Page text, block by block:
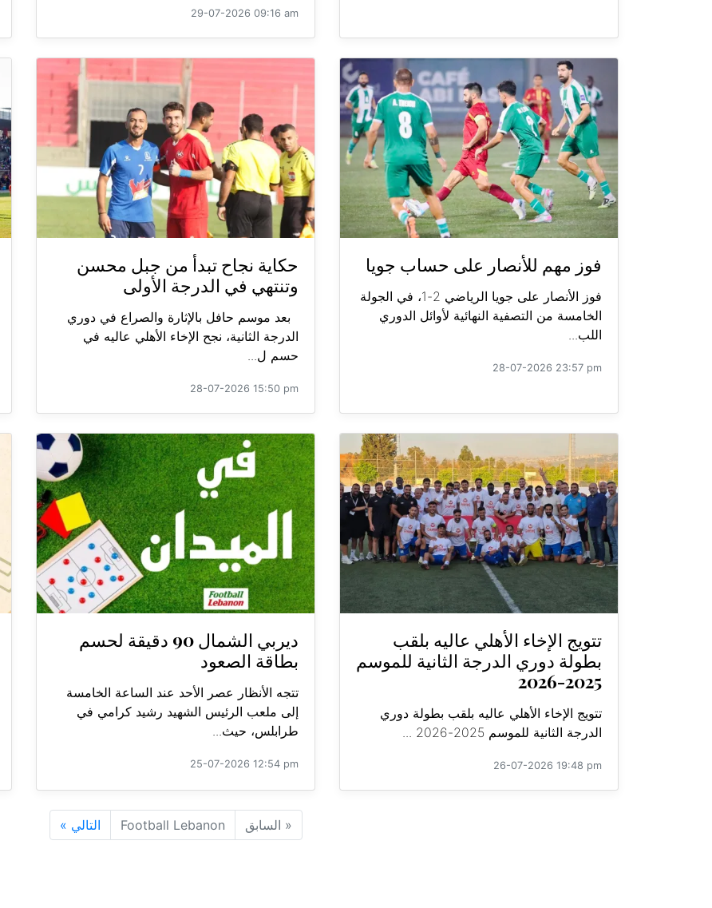
29-07-2026 09:16 am
فوز مهم للأنصار على حساب جويا
فوز الأنصار على جويا الرياضي 2-1، في الجولة
الخامسة من التصفية النهائية لأوائل الدوري
اللب...
28-07-2026 23:57 pm
حكاية نجاح تبدأ من جبل محسن
وتنتهي في الدرجة الأولى
بعد موسم حافل بالإثارة والصراع في دوري
الدرجة الثانية، نجح الإخاء الأهلي عاليه في
حسم ل...
28-07-2026 15:50 pm
تتويج الإخاء الأهلي عاليه بلقب
بطولة دوري الدرجة الثانية للموسم
2025-2026
تتويج الإخاء الأهلي عاليه بلقب بطولة دوري
الدرجة الثانية للموسم 2025-2026 ...
26-07-2026 19:48 pm
ديربي الشمال 90 دقيقة لحسم
بطاقة الصعود
تتجه الأنظار عصر الأحد عند الساعة الخامسة
إلى ملعب الرئيس الشهيد رشيد كرامي في
طرابلس، حيث...
25-07-2026 12:54 pm
« السابق Football Lebanon التالي »